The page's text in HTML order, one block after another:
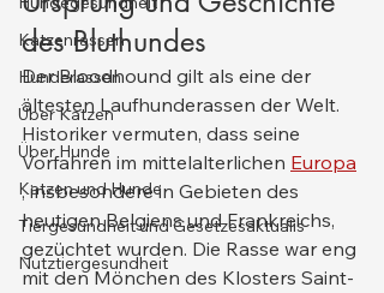
Katzenrassen
Hunderassen
Über Katzen
Über Hunde
Katzen und Hunde
Tiergesundheit und Gesetzesaktualis
Nutztiergesundheit
des Bluthundes
Der Bloodhound gilt als eine der
ältesten Laufhunderassen der Welt.
Historiker vermuten, dass seine
Vorfahren im mittelalterlichen Europa
, insbesondere in Gebieten des
heutigen Belgiens und Frankreichs,
gezüchtet wurden. Die Rasse war eng
mit den Mönchen des Klosters Saint-